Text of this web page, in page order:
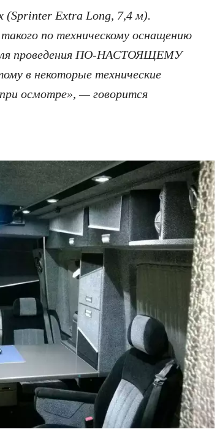
(Sprinter Extra Long, 7,4 м).
по техническому оснащению
проведения ПО-НАСТОЯЩЕМУ
в некоторые технические
осмотре», — говорится